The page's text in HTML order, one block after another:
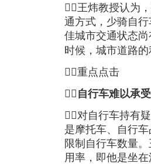
王炜教授认为
通方式，少骑自
佳城市交通状态
时候，城市道路
重点点击
 自行车难以承
对自行车持有
是摩托车、自行
限制自行车数量
用率，即他是坐